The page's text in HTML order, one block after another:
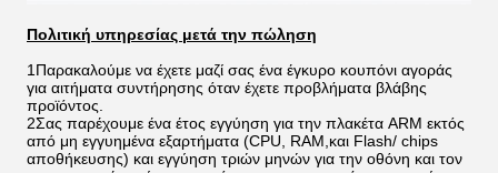
Πολιτική υπηρεσίας μετά την πώληση
1Παρακαλούμε να έχετε μαζί σας ένα έγκυρο κουπόνι αγοράς
για αιτήματα συντήρησης όταν έχετε προβλήματα βλάβης
προϊόντος.
2Σας παρέχουμε ένα έτος εγγύηση για την πλακέτα ARM εκτός
από μη εγγυημένα εξαρτήματα (CPU, RAM,και Flash/ chips
αποθήκευσης) και εγγύηση τριών μηνών για την οθόνη και τον